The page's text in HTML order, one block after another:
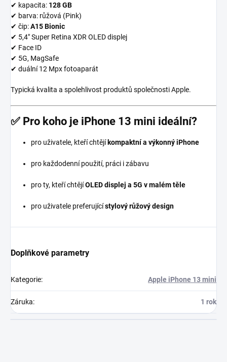
✔ kapacita: 128 GB
✔ barva: růžová (Pink)
✔ čip:A15 Bionic
✔ 5,4″ Super Retina XDR OLED displej
✔ Face ID
✔ 5G, MagSafe
✔ duální 12 Mpx fotoaparát
Typická kvalita a spolehlivost produktů společnosti Apple.
✅ Pro koho je iPhone 13 mini ideální?
pro uživatele, kteří chtějí kompaktní a výkonný iPhone
pro každodenní použití, práci i zábavu
pro ty, kteří chtějíOLED displej a 5G v malém těle
pro uživatele preferujícístylový růžový design
Doplňkové parametry
Kategorie: Apple iPhone 13 mini
Záruka: 1 rok